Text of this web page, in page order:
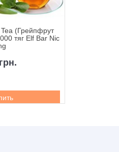
(Грейпфрут
тяг Elf Bar Nic